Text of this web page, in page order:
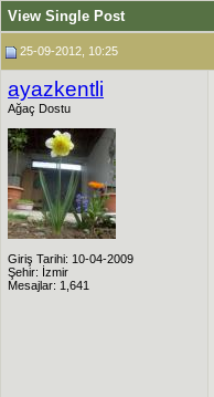
View Single Post
25-09-2012, 10:25
ayazkentli
Ağaç Dostu
Giriş Tarihi: 10-04-2009
Şehir: İzmir
Mesajlar: 1,641